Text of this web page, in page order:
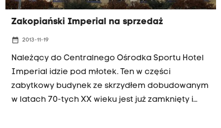
Zakopiański Imperial na sprzedaż
date_range 2013-11-19
Należący do Centralnego Ośrodka Sportu Hotel
Imperial idzie pod młotek. Ten w części
zabytkowy budynek ze skrzydłem dobudowanym
w latach 70-tych XX wieku jest już zamknięty i